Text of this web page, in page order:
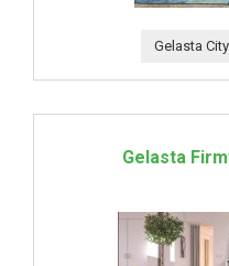
Gelasta
Gelasta